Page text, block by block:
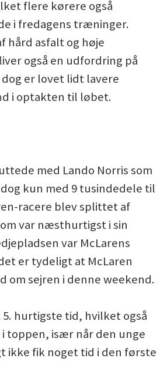
flere kørere også
i fredagens træninger.
hård asfalt og høje
også en udfordring på
er lovet lidt lavere
i optakten til løbet.
med Lando Norris som
kun med 9 tusindedele til
racere blev splittet af
var næsthurtigst i sin
var McLarens
er tydeligt at McLaren
om sejren i denne weekend.
hurtigste tid, hvilket også
i toppen, især når den unge
ikke fik noget tid i den første